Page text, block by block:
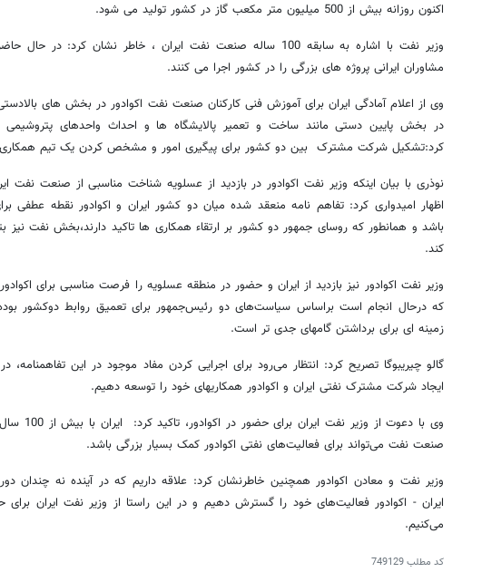
اکنون روزانه بیش از 500 میلیون متر مکعب گاز در کشور تولید می شود.
وزیر نفت با اشاره به سابقه 100 ساله صنعت نفت ایران ، خاطر نشان کرد:
مشاوران ایرانی پروژه های بزرگی را در کشور اجرا می کنند.
وی از اعلام آمادگی ایران برای آموزش فنی کارکنان صنعت نفت اکوادور در بخش های
در بخش پایین دستی مانند ساخت و تعمیر پالایشگاه ها و احداث واحدهای
کرد:تشکیل شرکت مشترک بین دو کشور برای پیگیری امور و مشخص کردن یک تیم همکاری
نوذری با بیان اینکه وزیر نفت اکوادور در بازدید از عسلویه شناخت مناسبی از صنعت نفت
اظهار امیدواری کرد: تفاهم نامه منعقد شده میان دو کشور ایران و اکوادور نقطه عطفی
باشد و همانطور که روسای جمهور دو کشور بر ارتقاء همکاری ها تاکید دارند،بخش نفت نیز
کند.
وزیر نفت اکوادور نیز بازدید از ایران و حضور در منطقه عسلویه را فرصت مناسبی برای
که درحال انجام است براساس سیاست‌های دو رئیس‌جمهور برای تعمیق روابط دوکشور بوده
زمینه ای برای برداشتن گامهای جدی تر است.
گالو چیریبوگا تصریح کرد: انتظار می‌رود برای اجرایی کردن مفاد موجود در این تفاهمنامه،
ایجاد شرکت مشترک نفتی ایران و اکوادور همکاریهای خود را توسعه دهیم.
وی با دعوت
صنعت نفت می‌تواند برای فعالیت‌های نفتی اکوادور کمک بسیار بزرگی باشد.
وزیر نفت و معادن اکوادور همچنین خاطرنشان کرد: علاقه داریم که در آینده نه چندان
ایران - اکوادور فعالیت‌های خود را گسترش دهیم و در این راستا از وزیر نفت ایران
می‌کنیم.
کد مطلب749129